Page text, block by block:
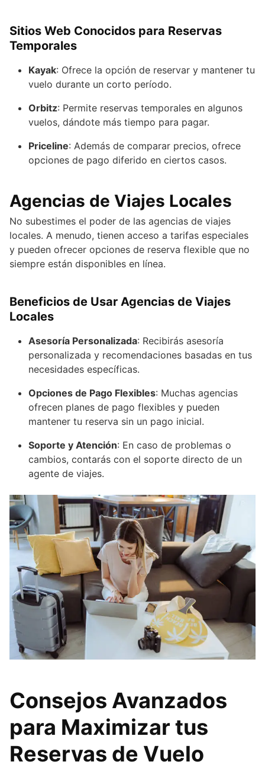
Sitios Web Conocidos para Reservas
Temporales
Kayak: Ofrece la opción de reservar y mantener tu
vuelo durante un corto período.
Orbitz: Permite reservas temporales en algunos
vuelos, dándote más tiempo para pagar.
Priceline: Además de comparar precios, ofrece
opciones de pago diferido en ciertos casos.
Agencias de Viajes Locales
No subestimes el poder de las agencias de viajes
locales. A menudo, tienen acceso a tarifas especiales
y pueden ofrecer opciones de reserva flexible que no
siempre están disponibles en línea.
Beneficios de Usar Agencias de Viajes
Locales
Asesoría Personalizada: Recibirás asesoría
personalizada y recomendaciones basadas en tus
necesidades específicas.
Opciones de Pago Flexibles: Muchas agencias
ofrecen planes de pago flexibles y pueden
mantener tu reserva sin un pago inicial.
Soporte y Atención: En caso de problemas o
cambios, contarás con el soporte directo de un
agente de viajes.
Consejos Avanzados
para Maximizar tus
Reservas de Vuelo